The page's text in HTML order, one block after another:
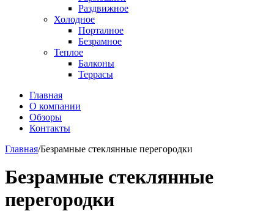
Раздвижное
Холодное
Порталное
Безрамное
Теплое
Балконы
Террасы
Главная
О компании
Обзоры
Контакты
Главная/Безрамные стеклянные перегородки
Безрамные стеклянные
перегородки